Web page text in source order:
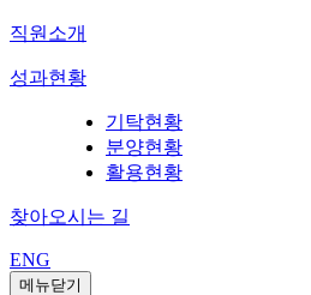
직원소개
성과현황
기탁현황
분양현황
활용현황
찾아오시는 길
ENG
메뉴닫기